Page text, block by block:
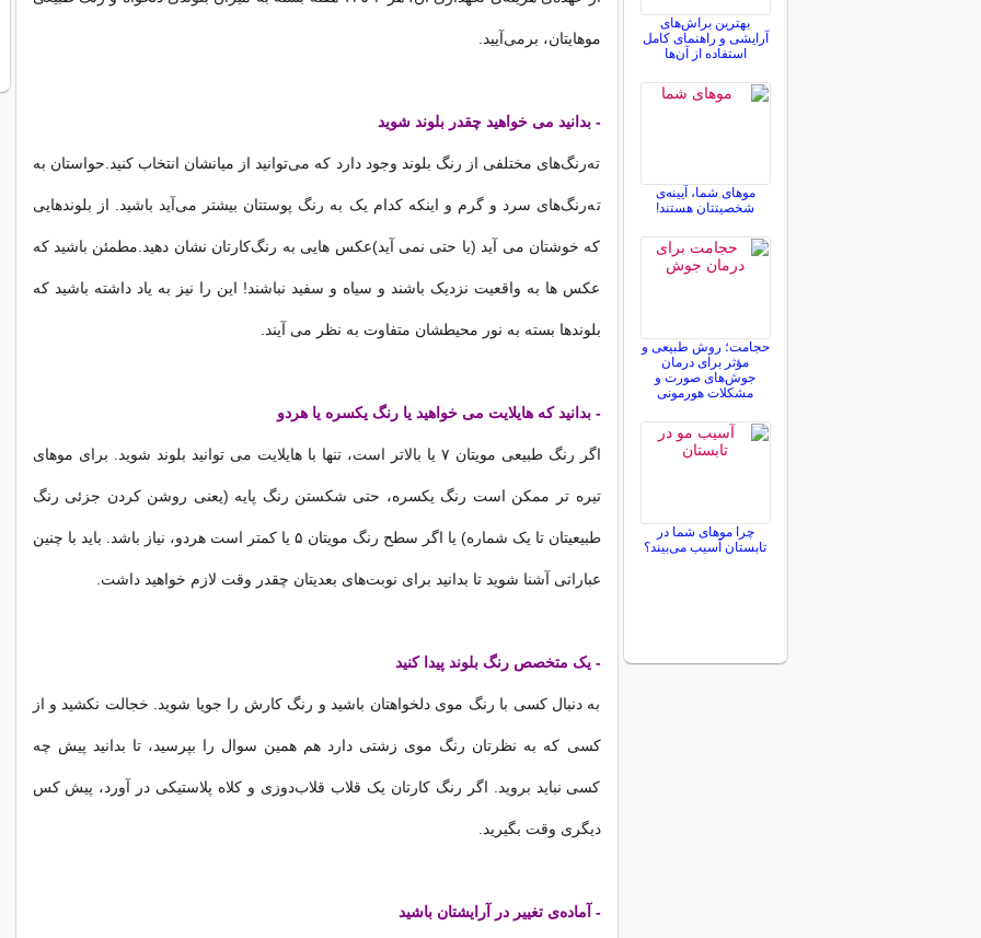
موهایتان، برمی‌آیید.
- بدانید می خواهید چقدر بلوند شوید
ته‌رنگ‌های مختلفی از رنگ بلوند وجود دارد که می‌توانید از میانشان انتخاب کنید.حواستان به
ته‌رنگ‌های سرد و گرم و اینکه کدام یک به رنگ پوستتان بیشتر می‌آید باشید. از بلوندهایی
که خوشتان می آید (یا حتی نمی آید)عکس هایی به رنگ‌کارتان نشان دهید.مطمئن باشید که
عکس ها به واقعیت نزدیک باشند و سیاه و سفید نباشند! این را نیز به یاد داشته باشید که
بلوندها بسته به نور محیطشان متفاوت به نظر می آیند.
- بدانید که هایلایت می خواهید یا رنگ یکسره یا هردو
اگر رنگ طبیعی مویتان ۷ یا بالاتر است، تنها با هایلایت می توانید بلوند شوید. برای موهای
تیره تر ممکن است رنگ یکسره، حتی شکستن رنگ پایه (یعنی روشن کردن جزئی رنگ
طبیعیتان تا یک شماره) یا اگر سطح رنگ مویتان ۵ یا کمتر است هردو، نیاز باشد. باید با چنین
عباراتی آشنا شوید تا بدانید برای نوبت‌های بعدیتان چقدر وقت لازم خواهید داشت.
- یک متخصص رنگ بلوند پیدا کنید
به دنبال کسی با رنگ موی دلخواهتان باشید و رنگ کارش را جویا شوید. خجالت نکشید و از
کسی که به نظرتان رنگ موی زشتی دارد هم همین سوال را بپرسید، تا بدانید پیش چه
کسی نباید بروید. اگر رنگ کارتان یک قلاب قلاب‌دوزی و کلاه پلاستیکی در آورد، پیش کس
دیگری وقت بگیرید.
- آماده‌ی تغییر در آرایشتان باشید
بهترین براش‌های
آرایشی و راهنمای کامل
استفاده از آن‌ها
موهای شما، آیینه‌ی
شخصیتتان هستند!
حجامت؛ روش طبیعی و
مؤثر برای درمان
جوش‌های صورت و
مشکلات هورمونی
چرا موهای شما در
تابستان آسیب می‌بیند؟